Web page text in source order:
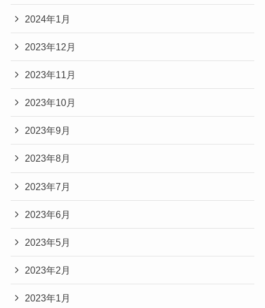
2024年1月
2023年12月
2023年11月
2023年10月
2023年9月
2023年8月
2023年7月
2023年6月
2023年5月
2023年2月
2023年1月